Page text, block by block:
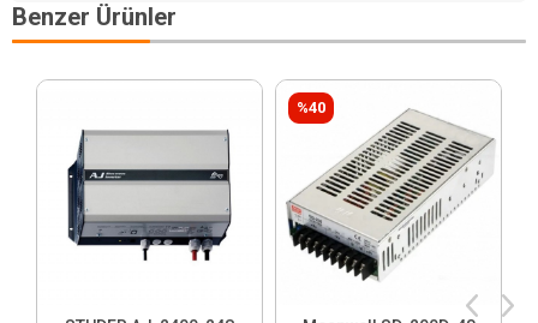
Benzer Ürünler
%40